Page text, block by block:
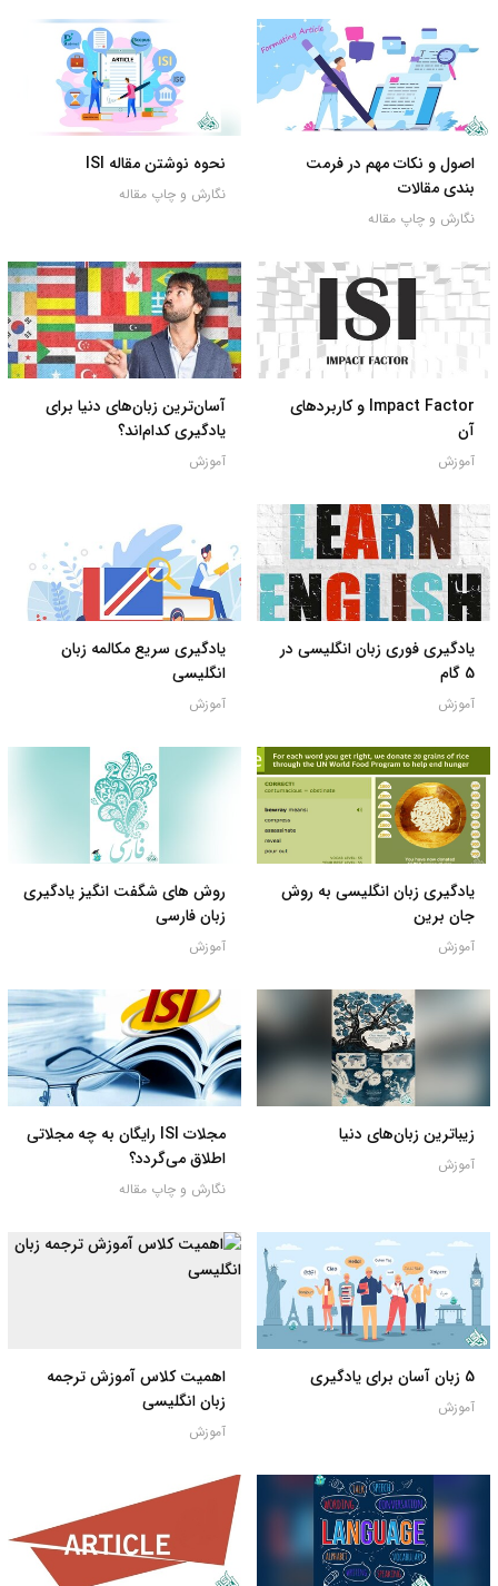
اصول و نکات مهم در فرمت
بندی مقالات
نگارش و چاپ مقاله
نحوه نوشتن مقاله ISI
نگارش و چاپ مقاله
Impact Factor و کاربردهای
آن
آموزش
آسان‌ترین زبان‌های دنیا برای
یادگیری کدام‌اند؟
آموزش
یادگیری فوری زبان انگلیسی در
5 گام
آموزش
یادگیری سریع مکالمه زبان
انگلیسی
آموزش
یادگیری زبان انگلیسی به روش
جان برین
آموزش
روش های شگفت انگیز یادگیری
زبان فارسی
آموزش
زیباترین زبان‌های دنیا
آموزش
مجلات ISI رایگان به چه مجلاتی
اطلاق می‌گردد؟
نگارش و چاپ مقاله
5 زبان آسان برای یادگیری
آموزش
اهمیت کلاس آموزش ترجمه
زبان انگلیسی
آموزش